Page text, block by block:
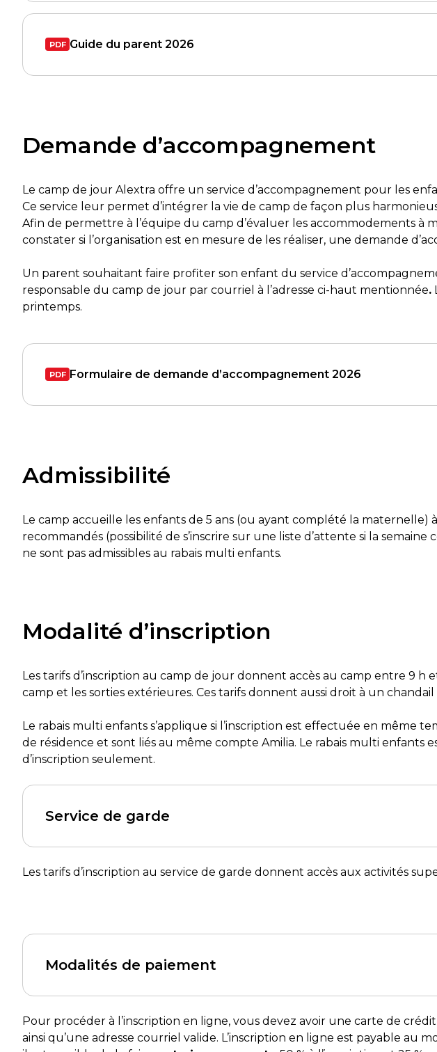
Guide du parent 2026
Demande d’accompagnement
Le camp de jour Alextra offre un service d’accompagnement pour les
Ce service leur permet d’intégrer la vie de camp de façon plus
Afin de permettre à l’équipe du camp d’évaluer les accommodements
constater si l’organisation est en mesure de les réaliser, une demande
Un parent souhaitant faire profiter son enfant du service
responsable du camp de jour par courriel à l’adresse ci-haut mentionnée.
printemps.
Formulaire de demande d’accompagnement 2026
Admissibilité
Le camp accueille les enfants de 5 ans (ou ayant complété la maternelle)
recommandés (possibilité de s’inscrire sur une liste d’attente si la
ne sont pas admissibles au rabais multi enfants.
Modalité d’inscription
Les tarifs d’inscription au camp de jour donnent accès au camp entre 9 h
camp et les sorties extérieures. Ces tarifs donnent aussi droit à un
Le rabais multi enfants s’applique si l’inscription est effectuée en même
de résidence et sont liés au même compte Amilia. Le rabais multi enfants
d’inscription seulement.
Service de garde
Les tarifs d’inscription au service de garde donnent accès aux activités
Modalités de paiement
Pour procéder à l’inscription en ligne, vous devez avoir une carte de crédit
ainsi qu’une adresse courriel valide. L’inscription en ligne est payable au